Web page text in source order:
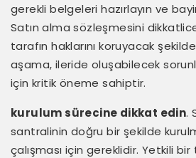
gerekli belgeleri hazırlayın ve
Satın alma sözleşmesini
tarafın haklarını koruyacak
aşama, ileride oluşabilecek
için kritik öneme sahiptir.
kurulum sürecine dikkat edin.
santralinin doğru bir şekilde
çalışması için gereklidir. Yetkili